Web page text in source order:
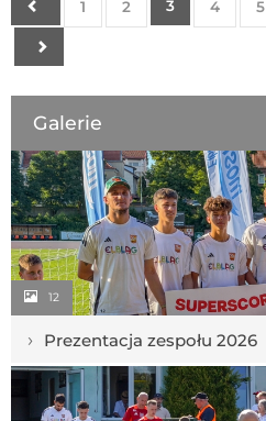
1 2 3 4 5
Galerie
12
› Prezentacja zespołu 2026